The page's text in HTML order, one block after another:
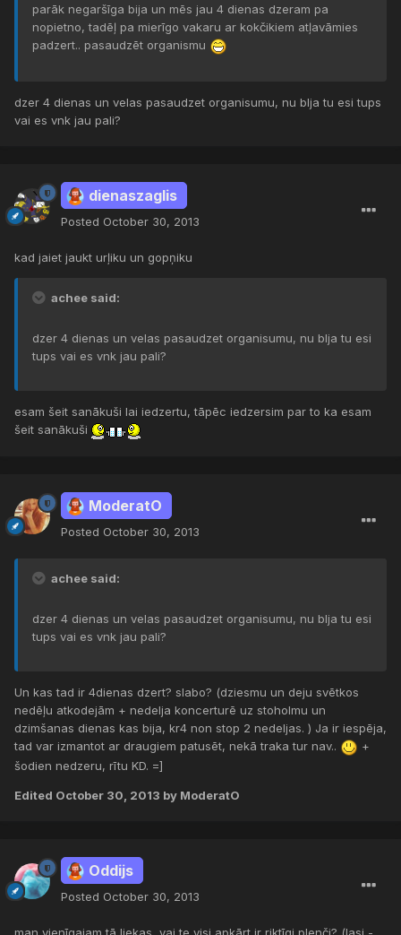
parāk negaršīga bija un mēs jau 4 dienas dzeram pa
nopietno, tadēļ pa mierīgo vakaru ar kokčikiem atļavāmies
padzert.. pasaudzēt organismu
dzer 4 dienas un velas pasaudzet organisumu, nu blja tu esi tups
vai es vnk jau pali?
dienaszaglis
Posted October 30, 2013
kad jaiet jaukt urļiku un gopņiku
achee said:
dzer 4 dienas un velas pasaudzet organisumu, nu blja tu esi
tups vai es vnk jau pali?
esam šeit sanākuši lai iedzertu, tāpēc iedzersim par to ka esam
šeit sanākuši
ModeratO
Posted October 30, 2013
achee said:
dzer 4 dienas un velas pasaudzet organisumu, nu blja tu esi
tups vai es vnk jau pali?
Un kas tad ir 4dienas dzert? slabo? (dziesmu un deju svētkos
nedēļu atkodejām + nedelja koncerturē uz stoholmu un
dzimšanas dienas kas bija, kr4 non stop 2 nedeljas. ) Ja ir iespēja,
tad var izmantot ar draugiem patusēt, nekā traka tur nav..
+
šodien nedzeru, rītu KD. =]
Edited October 30, 2013 by ModeratO
Oddijs
Posted October 30, 2013